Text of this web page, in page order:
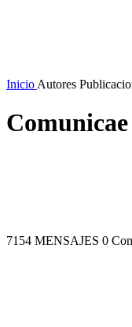
Inicio Autores
Comunicae
7154 MENSAJES 0